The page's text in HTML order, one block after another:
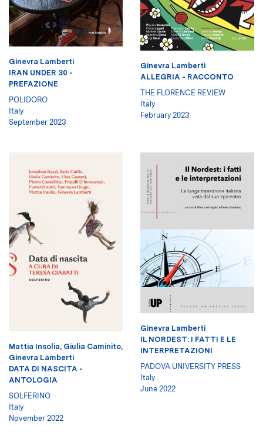
Ginevra Lamberti
IRAN UNDER 30 -
PREFAZIONE
POLIDORO
Italy
September 2023
Ginevra Lamberti
ALLEGRIA - RACCONTO
THE FLORENCE REVIEW
Italy
February 2023
Mattia Insolia, Giulia Caminito,
Ginevra Lamberti
DATA DI NASCITA -
ANTOLOGIA
SOLFERINO
Italy
November 2022
Ginevra Lamberti
IL NORDEST: I FATTI E LE
INTERPRETAZIONI
PADOVA UNIVERSITY PRESS
Italy
June 2022